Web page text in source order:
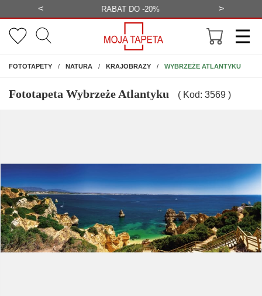
< BEZPŁATNA WIZUALIZACJA >
FOTOTAPETYNA ŚCIANĘ
NATURA KRAJOBRAZY WYBRZEŻE ATLANTYKU
Fototapeta Wybrzeże Atlantyku ( Kod: 3569 )